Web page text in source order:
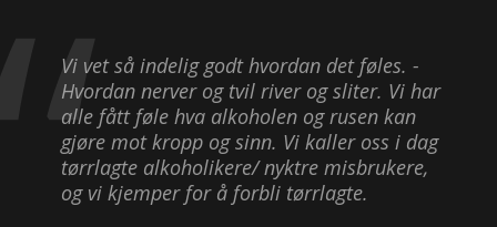
Vi vet så indelig godt hvordan det føles. -
Hvordan nerver og tvil river og sliter. Vi har
alle fått føle hva alkoholen og rusen kan
gjøre mot kropp og sinn. Vi kaller oss i dag
tørrlagte alkoholikere/ nyktre misbrukere,
og vi kjemper for å forbli tørrlagte.